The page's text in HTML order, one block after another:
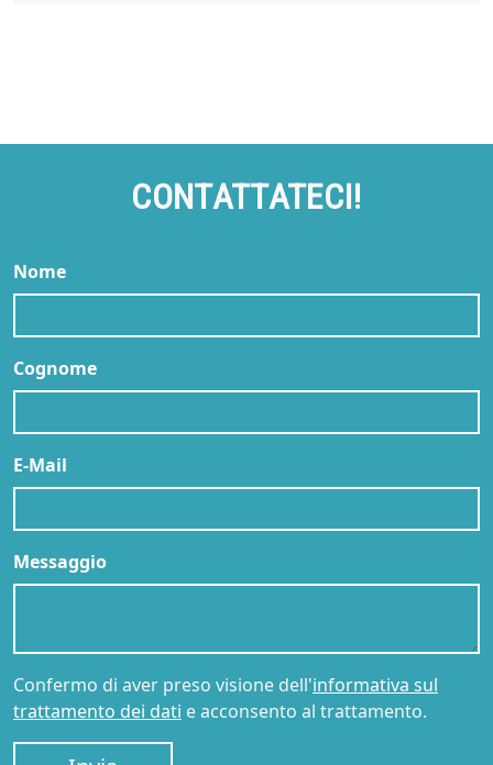
CONTATTATECI!
Nome
Cognome
E-Mail
Messaggio
Confermo di aver preso visione dell'informativa sul
trattamento dei dati e acconsento al trattamento.